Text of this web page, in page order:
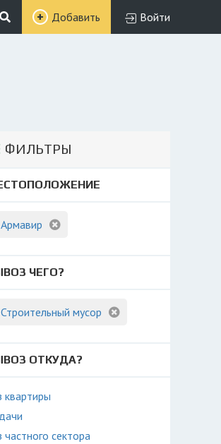
Добавить Войти
ФИЛЬТРЫ
Армавир
ЧЕГО?
Строительный мусор
ОТКУДА?
квартиры
частного сектора